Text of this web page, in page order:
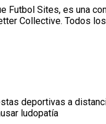
Futbol Sites, es una
Collective. Todos
deportivas a
ludopatía